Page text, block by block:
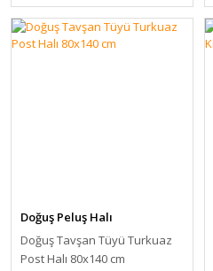
Doğuş Peluş Halı
Doğuş Tavşan Tüyü Turkuaz
Post Halı 80x140 cm